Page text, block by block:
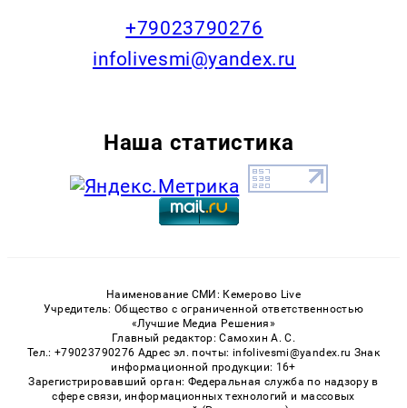
+79023790276
infolivesmi@yandex.ru
Наша статистика
Наименование СМИ: Кемерово Live
Учредитель: Общество с ограниченной ответственностью
«Лучшие Медиа Решения»
Главный редактор: Самохин А. С.
Тел.: +79023790276 Адрес эл. почты: infolivesmi@yandex.ru Знак
информационной продукции: 16+
Зарегистрировавший орган: Федеральная служба по надзору в
сфере связи, информационных технологий и массовых